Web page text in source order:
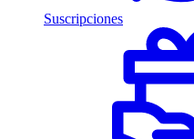
Suscripciones